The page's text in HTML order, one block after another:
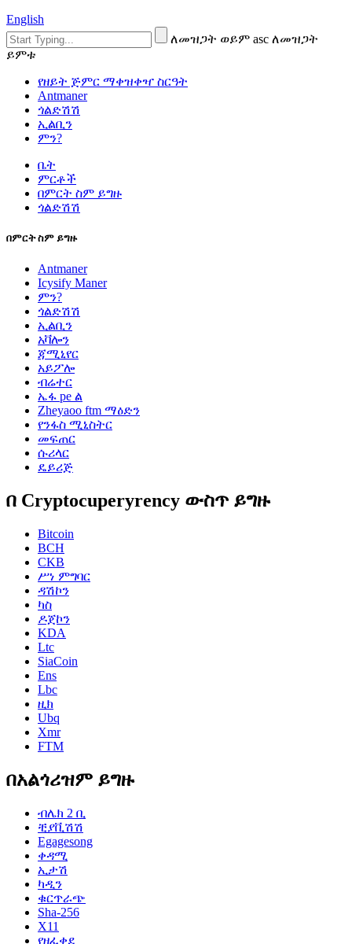
English
ለመዝጋት ወይም asc ለመዝጋት
ይምቱ
የዘይት ጅምር ማቀዝቀዣ ስርዓት
Antmaner
ጎልድሽሽ
ኢልቢን
ምን?
ቤት
ምርቶች
በምርት ስም ይግዙ
ጎልድሽሽ
በምርት ስም ይግዙ
Antmaner
Icysify Maner
ምን?
ጎልድሽሽ
ኢልቢን
አቫሎን
ጃሚኒየር
አይፖሎ
ብሬተር
ኤፋ pe ል
Zheyaoo ftm ማዕድን
የንፋስ ሚኒስትር
መፍጠር
ሱሪላር
ዴይሪጅ
በ Cryptocuperyrency ውስጥ ይግዙ
Bitcoin
BCH
CKB
ሥነ ምግባር
ዳሽኮን
ካስ
ዶጀኮን
KDA
Ltc
SiaCoin
Ens
Lbc
ዚክ
Ubq
Xmr
FTM
በአልጎሪዝም ይግዙ
ብሌክ 2 ቢ
ቺያቪሽሽ
Egagesong
ቀዳሚ
ኢታሽ
ካዲን
ቁርጥራጭ
Sha-256
X11
የዘፈቀደ